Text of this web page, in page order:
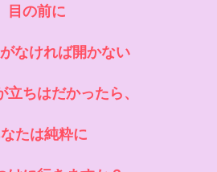
目の前に
なければ開かない
立ちはだかったら、
たは純粋に